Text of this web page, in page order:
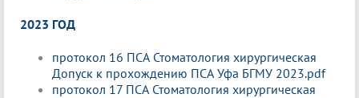
2023 ГОД
протокол 16 ПСА Стоматология хирургическая
Допуск к прохождению ПСА Уфа БГМУ 2023.pdf
протокол 17 ПСА Стоматология хирургическая